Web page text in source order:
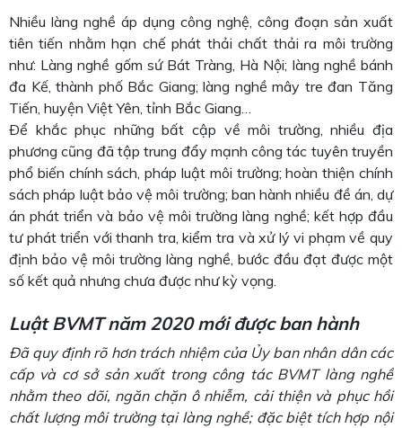
Nhiều làng nghề áp dụng công nghệ, công đoạn sản xuất
tiên tiến nhằm hạn chế phát thải chất thải ra môi trường
như: Làng nghề gốm sứ Bát Tràng, Hà Nội; làng nghề bánh
đa Kế, thành phố Bắc Giang; làng nghề mây tre đan Tăng
Tiến, huyện Việt Yên, tỉnh Bắc Giang…
Ðể khắc phục những bất cập về môi trường, nhiều địa
phương cũng đã tập trung đẩy mạnh công tác tuyên truyền
phổ biến chính sách, pháp luật môi trường; hoàn thiện chính
sách pháp luật bảo vệ môi trường; ban hành nhiều đề án, dự
án phát triển và bảo vệ môi trường làng nghề; kết hợp đầu
tư phát triển với thanh tra, kiểm tra và xử lý vi phạm về quy
định bảo vệ môi trường làng nghề, bước đầu đạt được một
số kết quả nhưng chưa được như kỳ vọng.
Luật BVMT năm 2020 mới được ban hành
Đã quy định rõ hơn trách nhiệm của Ủy ban nhân dân các
cấp và cơ sở sản xuất trong công tác BVMT làng nghề
nhằm theo dõi, ngăn chặn ô nhiễm, cải thiện và phục hồi
chất lượng môi trường tại làng nghề; đặc biệt tích hợp nội